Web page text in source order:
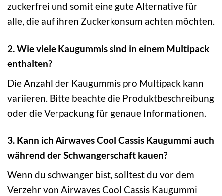
zuckerfrei und somit eine gute Alternative für
alle, die auf ihren Zuckerkonsum achten möchten.
2. Wie viele Kaugummis sind in einem Multipack
enthalten?
Die Anzahl der Kaugummis pro Multipack kann
variieren. Bitte beachte die Produktbeschreibung
oder die Verpackung für genaue Informationen.
3. Kann ich Airwaves Cool Cassis Kaugummi auch
während der Schwangerschaft kauen?
Wenn du schwanger bist, solltest du vor dem
Verzehr von Airwaves Cool Cassis Kaugummi